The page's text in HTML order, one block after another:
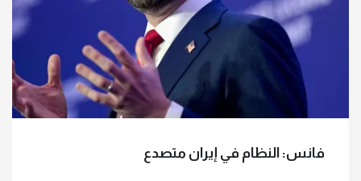
وسط أزمات اقتصادية طاحنة.. آندي
بيرنام رئيسا لحكومة بريطانيا
الفراعنة في المونديال
فانس: النظام في إيران متصدع